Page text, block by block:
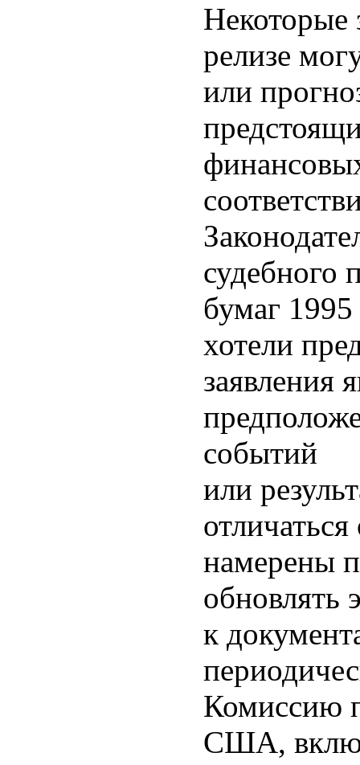
Некоторые
релизе
или
судебного
бумаг
хотели
заявления
событий
или
намерены
обновлять
к
Комиссию
США,